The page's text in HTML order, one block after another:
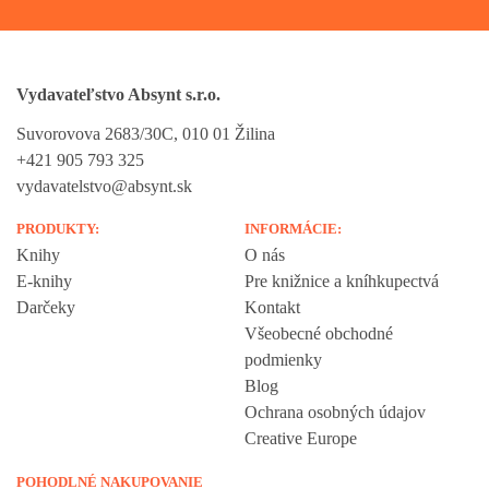
Vydavateľstvo Absynt s.r.o.
Suvorovova 2683/30C, 010 01 Žilina
+421 905 793 325
vydavatelstvo@absynt.sk
PRODUKTY:
Knihy
E-knihy
Darčeky
INFORMÁCIE:
O nás
Pre knižnice a kníhkupectvá
Kontakt
Všeobecné obchodné
podmienky
Blog
Ochrana osobných údajov
Creative Europe
POHODLNÉ NAKUPOVANIE